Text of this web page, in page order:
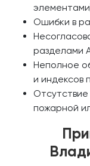
Ошибки в
разделами
Неполное
и индексов
пожарной